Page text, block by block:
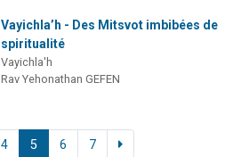
Vayichla’h - Des Mitsvot imbibées de
spiritualité
Vayichla'h
Rav Yehonathan GEFEN
4 5 6 7